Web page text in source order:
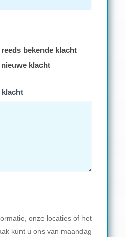
bekende klacht
nieuwe klacht
klacht
onze locaties of het
kunt u ons van maandag